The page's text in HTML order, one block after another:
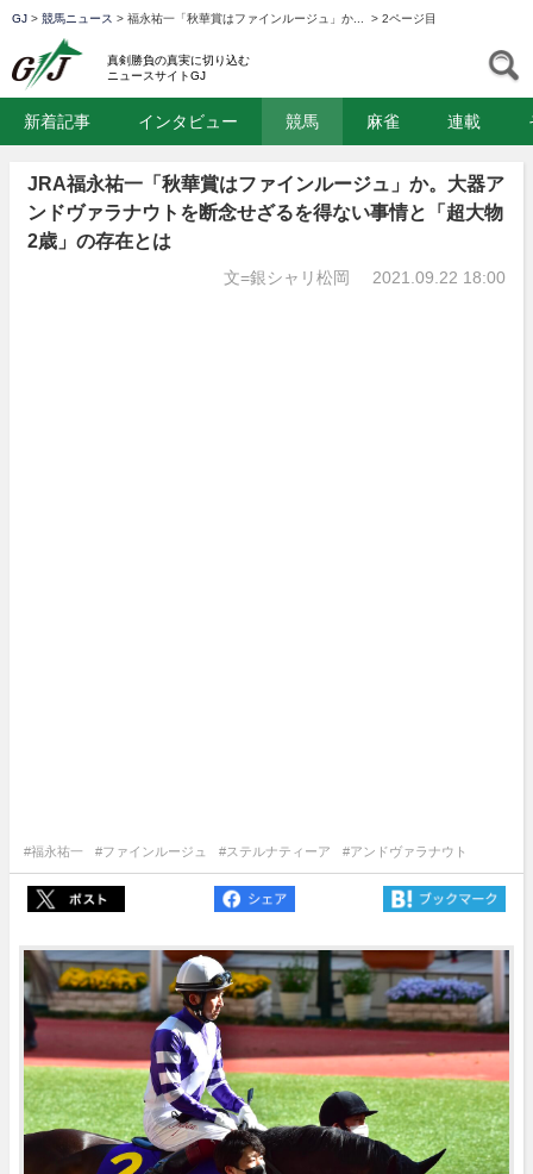
GJ > 競馬ニュース > 福永祐一「秋華賞はファインルージュ」か... > 2ページ目
真剣勝負の真実に切り込む
ニュースサイトGJ
新着記事 インタビュー 競馬 麻雀 連載
JRA福永祐一「秋華賞はファインルージュ」か。大器ア
ンドヴァラナウトを断念せざるを得ない事情と「超大物
2歳」の存在とは
文=銀シャリ松岡 2021.09.22 18:00
#福永祐一 #ファインルージュ #ステルナティーア #アンドヴァラナウト